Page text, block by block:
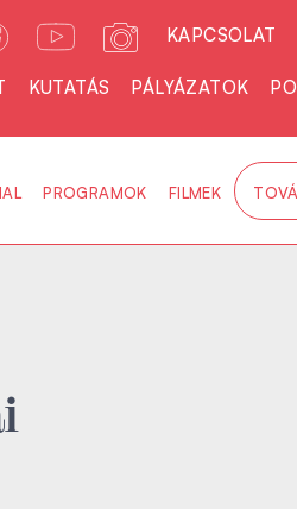
KAPCSOLAT
KUTATÁS PÁLYÁZATOK
PROGRAMOK FILMEK